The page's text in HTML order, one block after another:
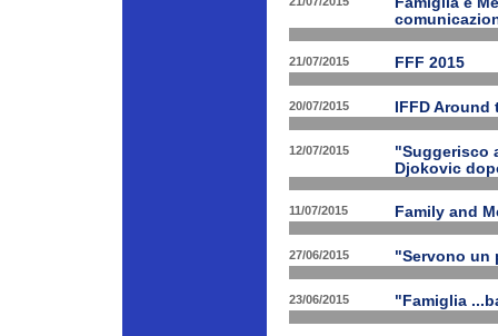
21/07/2015 FFF 2015
20/07/2015 IFFD
12/07/2015
"Suggerisco
Djokovic
11/07/2015 Family and
27/06/2015 "Servono un
23/06/2015 "Famiglia